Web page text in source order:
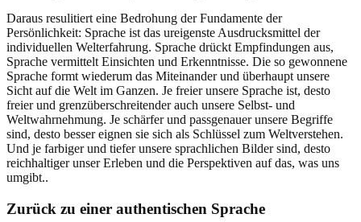
Daraus resulitiert eine Bedrohung der Fundamente der
Persönlichkeit: Sprache ist das ureigenste Ausdrucksmittel der
individuellen Welterfahrung. Sprache drückt Empfindungen aus,
Sprache vermittelt Einsichten und Erkenntnisse. Die so gewonnene
Sprache formt wiederum das Miteinander und überhaupt unsere
Sicht auf die Welt im Ganzen. Je freier unsere Sprache ist, desto
freier und grenzüberschreitender auch unsere Selbst- und
Weltwahrnehmung. Je schärfer und passgenauer unsere Begriffe
sind, desto besser eignen sie sich als Schlüssel zum Weltverstehen.
Und je farbiger und tiefer unsere sprachlichen Bilder sind, desto
reichhaltiger unser Erleben und die Perspektiven auf das, was uns
umgibt..
Zurück zu einer authentischen Sprache